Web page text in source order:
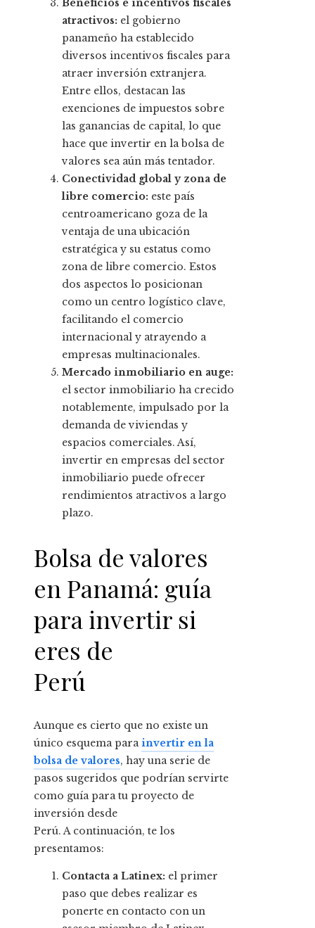
Beneficios e incentivos fiscales
atractivos: el gobierno
panameño ha establecido
diversos incentivos fiscales para
atraer inversión extranjera.
Entre ellos, destacan las
exenciones de impuestos sobre
las ganancias de capital, lo que
hace que invertir en la bolsa de
valores sea aún más tentador.
Conectividad global y zona de
libre comercio: este país
centroamericano goza de la
ventaja de una ubicación
estratégica y su estatus como
zona de libre comercio. Estos
dos aspectos lo posicionan
como un centro logístico clave,
facilitando el comercio
internacional y atrayendo a
empresas multinacionales.
Mercado inmobiliario en auge:
el sector inmobiliario ha crecido
notablemente, impulsado por la
demanda de viviendas y
espacios comerciales. Así,
invertir en empresas del sector
inmobiliario puede ofrecer
rendimientos atractivos a largo
plazo.
Bolsa de valores
en Panamá: guía
para invertir si
eres de
Perú
Aunque es cierto que no existe un
único esquema parainvertir en la
bolsa de valores, hay una serie de
pasos sugeridos que podrían servirte
como guía para tu proyecto de
inversión desde
Perú. A continuación, te los
presentamos:
Contacta a Latinex: el primer
paso que debes realizar es
ponerte en contacto con un